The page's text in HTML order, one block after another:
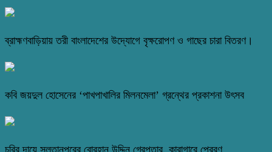
ব্রাহ্মণবাড়িয়ায় তরী বাংলাদেশের উদ্যোগে বৃক্ষরোপণ ও গাছের চারা বিতরণ।
কবি জয়দুল হোসেনের ‘পাখপাখালির মিলনমেলা’ গ্রন্থের প্রকাশনা উৎসব
চুরির দায়ে সুলতানপুরের বোরহান উদ্দিন গ্রেপ্তার, কারাগারে প্রেরণ